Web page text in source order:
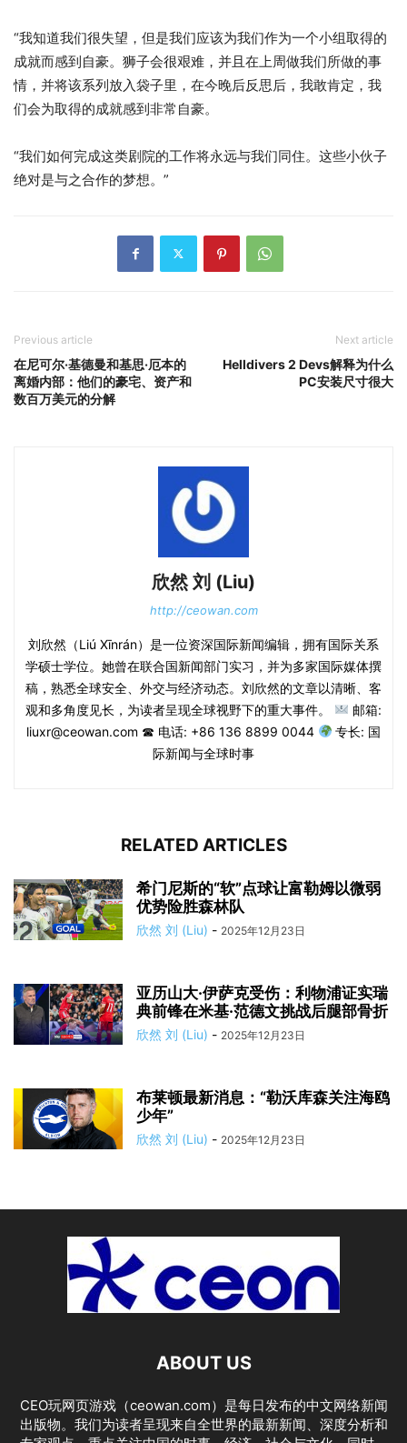
“我知道我们很失望，但是我们应该为我们作为一个小组取得的
成就而感到自豪。狮子会很艰难，并且在上周做我们所做的事
情，并将该系列放入袋子里，在今晚后反思后，我敢肯定，我
们会为取得的成就感到非常自豪。
“我们如何完成这类剧院的工作将永远与我们同住。这些小伙子
绝对是与之合作的梦想。”
Previous article
在尼可尔·基德曼和基思·厄本的
离婚内部：他们的豪宅、资产和
数百万美元的分解
Next article
Helldivers 2 Devs解释为什么
PC安装尺寸很大
欣然 刘 (Liu)
http://ceowan.com
刘欣然（Liú Xīnrán）是一位资深国际新闻编辑，拥有国际关系
学硕士学位。她曾在联合国新闻部门实习，并为多家国际媒体撰
稿，熟悉全球安全、外交与经济动态。刘欣然的文章以清晰、客
观和多角度见长，为读者呈现全球视野下的重大事件。
邮箱:
liuxr@ceowan.com ☎ 电话: +86 136 8899 0044
专长: 国
际新闻与全球时事
RELATED ARTICLES
希门尼斯的“软”点球让富勒姆以微弱
优势险胜森林队
欣然 刘 (Liu) - 2025年12月23日
亚历山大·伊萨克受伤：利物浦证实瑞
典前锋在米基·范德文挑战后腿部骨折
欣然 刘 (Liu) - 2025年12月23日
布莱顿最新消息：“勒沃库森关注海鸥
少年”
欣然 刘 (Liu) - 2025年12月23日
ABOUT US
CEO玩网页游戏（ceowan.com）是每日发布的中文网络新闻
出版物。我们为读者呈现来自全世界的最新新闻、深度分析和